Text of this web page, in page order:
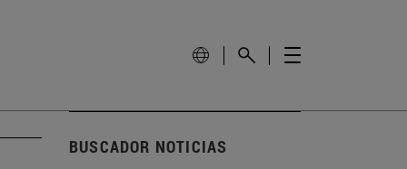
BUSCADOR NOTICIAS